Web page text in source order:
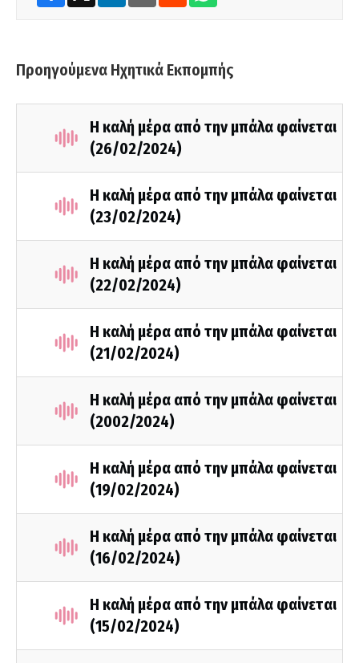
Προηγούμενα Ηχητικά Εκπομπής
Η καλή μέρα από την μπάλα φαίνεται
(26/02/2024)
Η καλή μέρα από την μπάλα φαίνεται
(23/02/2024)
Η καλή μέρα από την μπάλα φαίνεται
(22/02/2024)
Η καλή μέρα από την μπάλα φαίνεται
(21/02/2024)
Η καλή μέρα από την μπάλα φαίνεται
(2002/2024)
Η καλή μέρα από την μπάλα φαίνεται
(19/02/2024)
Η καλή μέρα από την μπάλα φαίνεται
(16/02/2024)
Η καλή μέρα από την μπάλα φαίνεται
(15/02/2024)